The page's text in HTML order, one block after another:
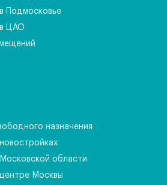
Подмосковье
ЦАО
назначения
области
Москвы